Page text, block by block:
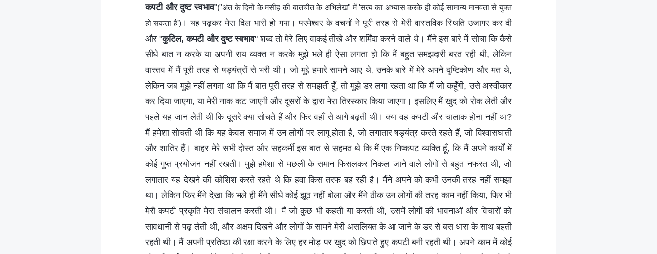
कपटी और दुष्ट स्वभाव"("अंत के दिनों के मसीह की बातचीत के अभिलेख" में 'सत्य का अभ्यास करके ही कोई सामान्य मानवता से युक्त
हो सकता है') । यह पढ़कर मेरा दिल भारी हो गया। परमेश्वर के वचनों ने पूरी तरह से मेरी वास्तविक स्थिति उजागर कर दी
और "कुटिल, कपटी और दुष्ट स्वभाव" शब्द तो मेरे लिए वाकई तीखे और शर्मिंदा करने वाले थे। मैंने इस बारे में सोचा कि कैसे
सीधे बात न करके या अपनी राय व्यक्त न करके मुझे भले ही ऐसा लगता हो कि मैं बहुत समझदारी बरत रही थी, लेकिन
वास्तव में मैं पूरी तरह से षड्यंत्रों से भरी थी। जो मुद्दे हमारे सामने आए थे, उनके बारे में मेरे अपने दृष्टिकोण और मत थे,
लेकिन जब मुझे नहीं लगता था कि मैं बात पूरी तरह से समझती हूँ, तो मुझे डर लगा रहता था कि मैं जो कहूँगी, उसे अस्वीकार
कर दिया जाएगा, या मेरी नाक कट जाएगी और दूसरों के द्वारा मेरा तिरस्कार किया जाएगा। इसलिए मैं खुद को रोक लेती और
पहले यह जान लेती थी कि दूसरे क्या सोचते हैं और फिर वहाँ से आगे बढ़ती थी। क्या वह कपटी और चालाक होना नहीं था?
मैं हमेशा सोचती थी कि यह केवल समाज में उन लोगों पर लागू होता है, जो लगातार षड्यंत्र करते रहते हैं, जो विश्वासघाती
और शातिर हैं। बाहर मेरे सभी दोस्त और सहकर्मी इस बात से सहमत थे कि मैं एक निष्कपट व्यक्ति हूँ, कि मैं अपने कार्यों में
कोई गुप्त प्रयोजन नहीं रखती। मुझे हमेशा से मछली के समान फिसलकर निकल जाने वाले लोगों से बहुत नफरत थी, जो
लगातार यह देखने की कोशिश करते रहते थे कि हवा किस तरफ बह रही है। मैंने अपने को कभी उनकी तरह नहीं समझा
था। लेकिन फिर मैंने देखा कि भले ही मैंने सीधे कोई झूठ नहीं बोला और मैंने ठीक उन लोगों की तरह काम नहीं किया, फिर भी
मेरी कपटी प्रकृति मेरा संचालन करती थी। मैं जो कुछ भी कहती या करती थी, उसमें लोगों की भावनाओं और विचारों को
सावधानी से पढ़ लेती थी, और अक्षम दिखने और लोगों के सामने मेरी असलियत के आ जाने के डर से बस धारा के साथ बहती
रहती थी। मैं अपनी प्रतिष्ठा की रक्षा करने के लिए हर मोड़ पर खुद को छिपाते हुए कपटी बनी रहती थी। अपने काम में कोई